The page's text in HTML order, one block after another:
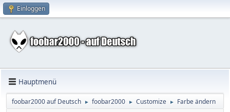
Einloggen
Hauptmenü
foobar2000 auf Deutsch ► foobar2000 ► Customize ► Farbe ändern